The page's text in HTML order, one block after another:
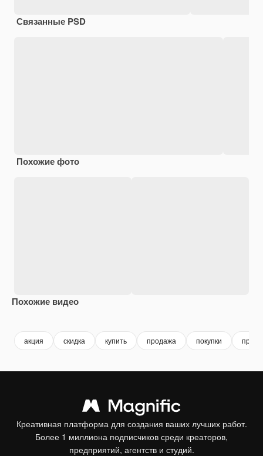
Связанные PSD
Похожие фото
Похожие видео
акция скидка купить продажа покупки прайс
Креативная платформа для создания ваших лучших работ.
Более 1 миллиона подписчиков среди креаторов,
предприятий, агентств и студий.